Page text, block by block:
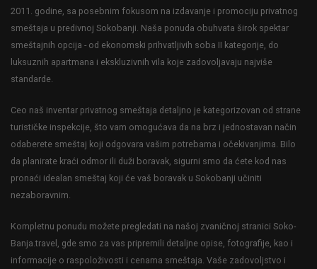
2011. godine, sa posebnim fokusom na izdavanje i promociju privatnog
smeštaja u predivnoj Sokobanji. Naša ponuda obuhvata širok spektar
smeštajnih opcija - od ekonomski prihvatljivih soba II kategorije, do
luksuznih apartmana i ekskluzivnih vila koje zadovoljavaju najviše
standarde.
Ceo naš inventar privatnog smeštaja detaljno je kategorizovan od strane
turističke inspekcije, što vam omogućava da na brz i jednostavan način
odaberete smeštaj koji odgovara vašim potrebama i očekivanjima. Bilo
da planirate kraći odmor ili duži boravak, sigurni smo da ćete kod nas
pronaći idealan smeštaj koji će vaš boravak u Sokobanji učiniti
nezaboravnim.
Kompletnu ponudu možete pregledati na našoj zvaničnoj stranici Soko-
Banja.travel, gde smo za vas pripremili detaljne opise, fotografije, kao i
informacije o raspoloživosti i cenama smeštaja. Vaše zadovoljstvo i